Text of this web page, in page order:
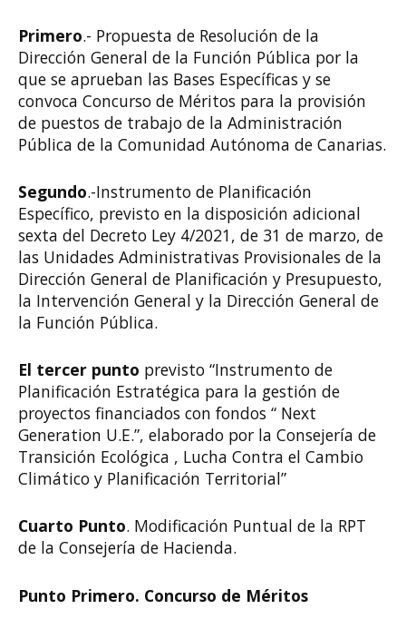
Primero.- Propuesta de Resolución de la
Dirección General de la Función Pública por la
que se aprueban las Bases Específicas y se
convoca Concurso de Méritos para la provisión
de puestos de trabajo de la Administración
Pública de la Comunidad Autónoma de Canarias.
Segundo.-Instrumento de Planificación
Específico, previsto en la disposición adicional
sexta del Decreto Ley 4/2021, de 31 de marzo, de
las Unidades Administrativas Provisionales de la
Dirección General de Planificación y Presupuesto,
la Intervención General y la Dirección General de
la Función Pública.
El tercer punto previsto “Instrumento de
Planificación Estratégica para la gestión de
proyectos financiados con fondos “ Next
Generation U.E.”, elaborado por la Consejería de
Transición Ecológica , Lucha Contra el Cambio
Climático y Planificación Territorial”
Cuarto Punto. Modificación Puntual de la RPT
de la Consejería de Hacienda.
Punto Primero. Concurso de Méritos